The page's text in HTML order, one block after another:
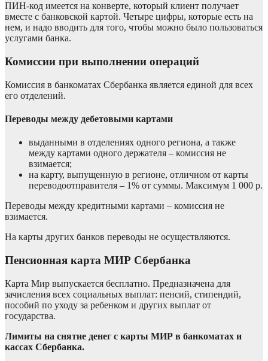
ПИН-код имеется на конверте, который клиент получает
вместе с банковской картой. Четыре цифры, которые есть на
нем, и надо вводить для того, чтобы можно было пользоваться
услугами банка.
Комиссии при выполнении операций
Комиссия в банкоматах Сбербанка является единой для всех
его отделений.
Переводы между дебетовыми картами
выданными в отделениях одного региона, а также
между картами одного держателя – комиссия не
взимается;
на карту, выпущенную в регионе, отличном от карты
переводоотправителя – 1% от суммы. Максимум 1 000 р.
Переводы между кредитными картами – комиссия не
взимается.
На карты других банков переводы не осуществляются.
Пенсионная карта МИР Сбербанка
Карта Мир выпускается бесплатно. Предназначена для
зачисления всех социальных выплат: пенсий, стипендий,
пособий по уходу за ребенком и других выплат от
государства.
Лимиты на снятие денег с карты МИР в банкоматах и
кассах Сбербанка.